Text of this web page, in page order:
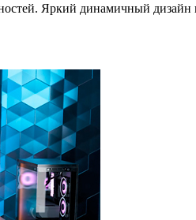
Яркий динамичный